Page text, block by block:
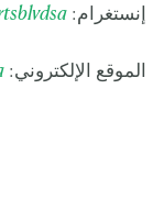
إنستغرام:
الموقع الإلكتروني: